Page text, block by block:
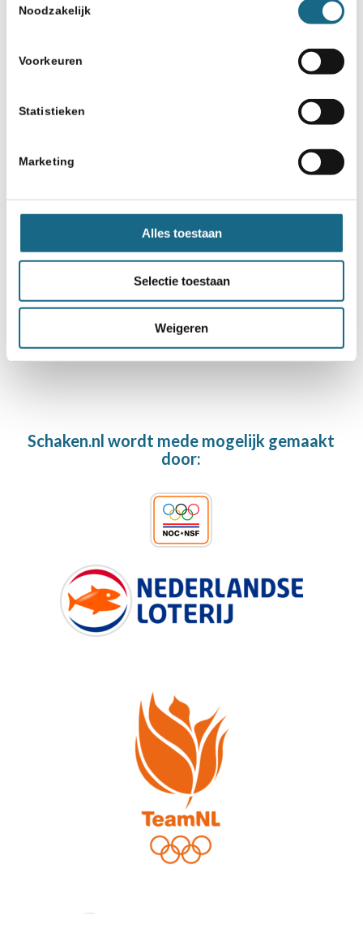
Noodzakelijk
Voorkeuren
Statistieken
Marketing
Alles toestaan
Selectie toestaan
Weigeren
PERSBERICHT Schaken: Anish
Kandidatentoernooi 2026
Pagina 2 van 7
‹ 1 2 3 4
Schaken.nl wordt mede mogelijk gemaakt
door: